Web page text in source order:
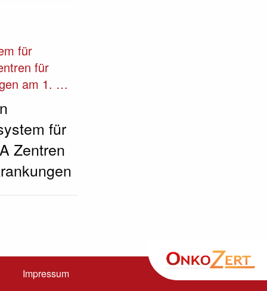
für
für
am 1. …
für
Zentren
Impressum